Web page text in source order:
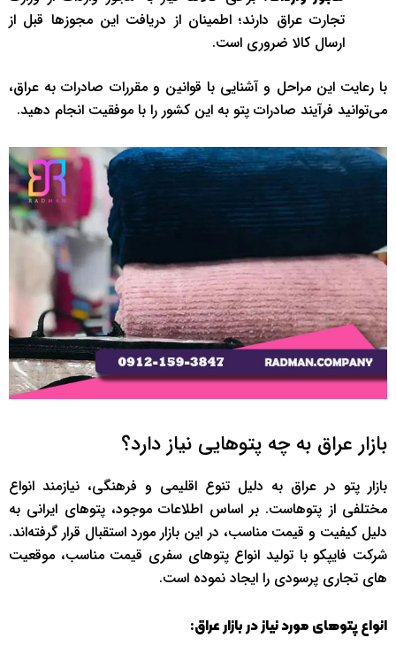
تجارت عراق دارند؛ اطمینان از دریافت این مجوزها قبل از
ارسال کالا ضروری است.
با رعایت این مراحل و آشنایی با قوانین و مقررات صادرات به عراق،
می‌توانید فرآیند صادرات پتو به این کشور را با موفقیت انجام دهید.
بازار عراق به چه پتوهایی نیاز دارد؟
بازار پتو در عراق به دلیل تنوع اقلیمی و فرهنگی، نیازمند انواع
مختلفی از پتوهاست. بر اساس اطلاعات موجود، پتوهای ایرانی به
دلیل کیفیت و قیمت مناسب، در این بازار مورد استقبال قرار گرفته‌اند.
شرکت فایپکو با تولید انواع پتوهای سفری قیمت مناسب، موقعیت
های تجاری پرسودی را ایجاد نموده است.
انواع پتوهای مورد نیاز در بازار عراق: